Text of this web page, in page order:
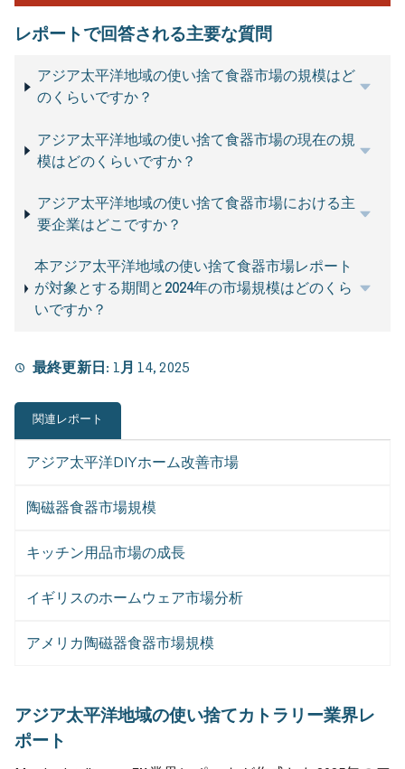
レポートで回答される主要な質問
アジア太平洋地域の使い捨て食器市場の規模はど
のくらいですか？
アジア太平洋地域の使い捨て食器市場の現在の規
模はどのくらいですか？
アジア太平洋地域の使い捨て食器市場における主
要企業はどこですか？
本アジア太平洋地域の使い捨て食器市場レポート
が対象とする期間と2024年の市場規模はどのくら
いですか？
最終更新日: 1月 14, 2025
関連レポート
アジア太平洋DIYホーム改善市場
陶磁器食器市場規模
キッチン用品市場の成長
イギリスのホームウェア市場分析
アメリカ陶磁器食器市場規模
アジア太平洋地域の使い捨てカトラリー業界レ
ポート